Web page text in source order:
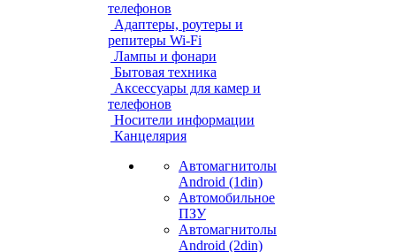
телефонов
Адаптеры, роутеры и
репитеры Wi-Fi
Лампы и фонари
Бытовая техника
Аксессуары для камер и
телефонов
Носители информации
Канцелярия
Автомагнитолы
Android (1din)
Автомобильное
ПЗУ
Автомагнитолы
Android (2din)